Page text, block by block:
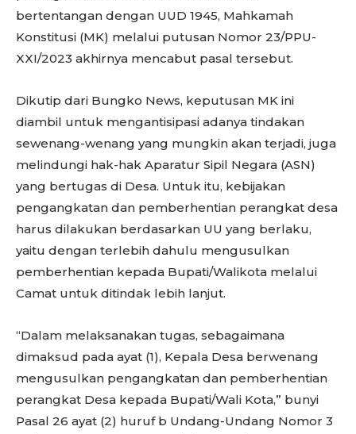
bertentangan dengan UUD 1945, Mahkamah
Konstitusi (MK) melalui putusan Nomor 23/PPU-
XXI/2023 akhirnya mencabut pasal tersebut.
Dikutip dari Bungko News, keputusan MK ini
diambil untuk mengantisipasi adanya tindakan
sewenang-wenang yang mungkin akan terjadi, juga
melindungi hak-hak Aparatur Sipil Negara (ASN)
yang bertugas di Desa. Untuk itu, kebijakan
pengangkatan dan pemberhentian perangkat desa
harus dilakukan berdasarkan UU yang berlaku,
yaitu dengan terlebih dahulu mengusulkan
pemberhentian kepada Bupati/Walikota melalui
Camat untuk ditindak lebih lanjut.
“Dalam melaksanakan tugas, sebagaimana
dimaksud pada ayat (1), Kepala Desa berwenang
mengusulkan pengangkatan dan pemberhentian
perangkat Desa kepada Bupati/Wali Kota,” bunyi
Pasal 26 ayat (2) huruf b Undang-Undang Nomor 3